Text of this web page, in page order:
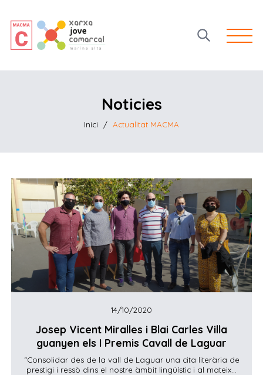
Open
Noticies
Inici / Actualitat MACMA
14/10/2020
Josep Vicent Miralles i Blai Carles Villa
guanyen els I Premis Cavall de Laguar
“Consolidar des de la vall de Laguar una cita literària de
prestigi i ressò dins el nostre àmbit lingüístic i al mateix...